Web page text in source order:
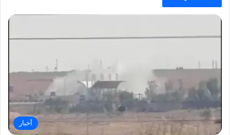
أخبار